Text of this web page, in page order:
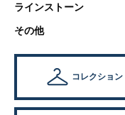
ラインストーン
その他
コレクション